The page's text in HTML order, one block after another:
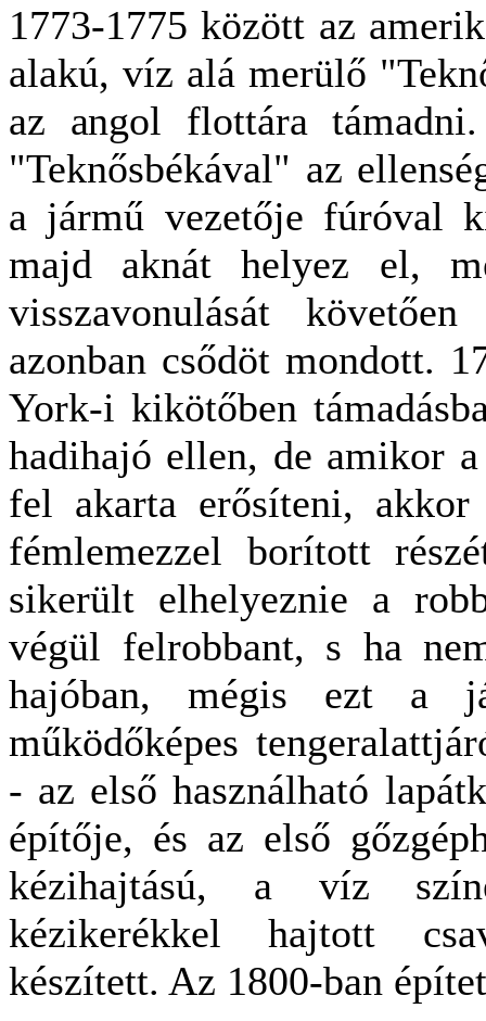
1773-1775 között az
alakú, víz alá merülő
az angol flottára
"Teknősbékával" az
a jármű vezetője fúróval
majd aknát helyez el,
visszavonulását
azonban csődöt mondott.
York-i kikötőben
hadihajó ellen, de amikor
fel akarta erősíteni,
fémlemezzel borított
sikerült elhelyeznie a
végül felrobbant, s ha
hajóban, mégis ezt a
működőképes
- az első használható
építője, és az első
kézihajtású, a víz
kézikerékkel hajtott
készített. Az 1800-ban